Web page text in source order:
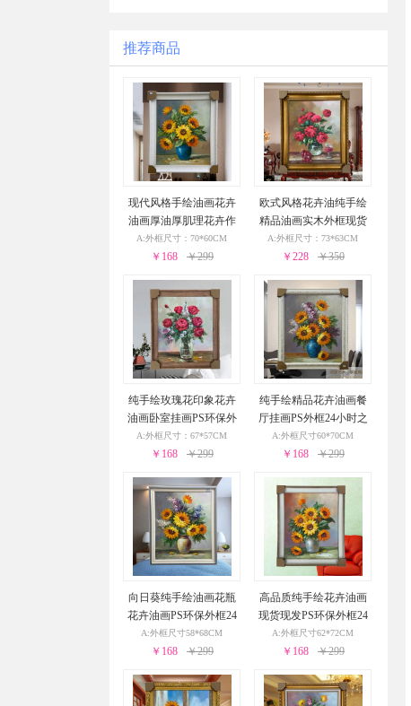
推荐商品
现代风格手绘油画花卉
油画厚油厚肌理花卉作
品PS环保外框现货现发2
4小时之内发货
A:外框尺寸：70*60CM
￥168 ￥299
欧式风格花卉油纯手绘
精品油画实木外框现货
现发葡萄花瓶与酒杯24
小时之内发货
A:外框尺寸：73*63CM
￥228 ￥350
纯手绘玫瑰花印象花卉
油画卧室挂画PS环保外
框24小时之内发货
A:外框尺寸：67*57CM
￥168 ￥299
纯手绘精品花卉油画餐
厅挂画PS外框24小时之
内发货
A:外框尺寸60*70CM
￥168 ￥299
向日葵纯手绘油画花瓶
花卉油画PS环保外框24
小时之内发货
A:外框尺寸58*68CM
￥168 ￥299
高品质纯手绘花卉油画
现货现发PS环保外框24
小时之内发货
A:外框尺寸62*72CM
￥168 ￥299